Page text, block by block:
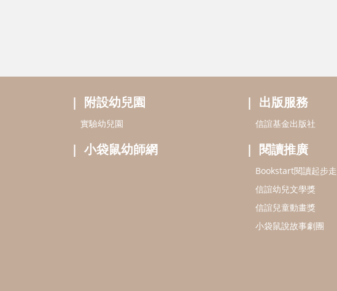
附設幼兒園
實驗幼兒園
小袋鼠幼師網
出版服務
信誼基金出版社
閱讀推廣
Bookstart閱讀起步走
信誼幼兒文學獎
信誼兒童動畫獎
小袋鼠說故事劇團